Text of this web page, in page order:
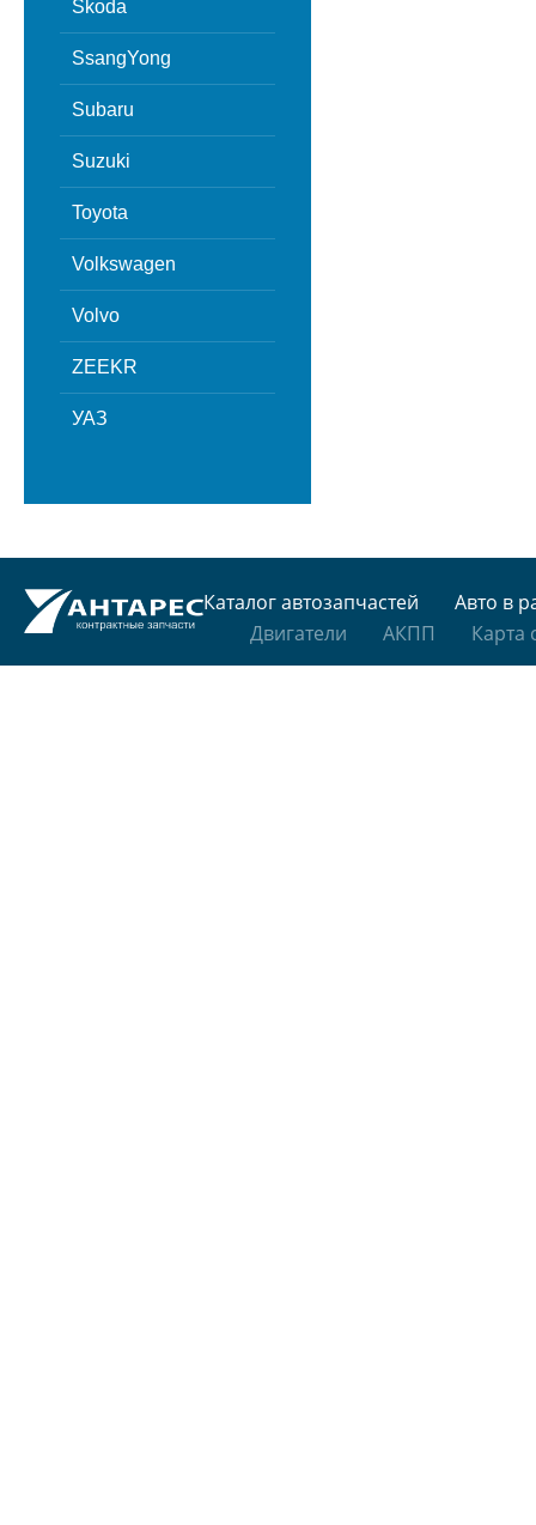
Skoda
SsangYong
Subaru
Suzuki
Toyota
Volkswagen
Volvo
ZEEKR
УАЗ
Каталог автозапчастей
Авто в
Двигатели
АКПП Карта